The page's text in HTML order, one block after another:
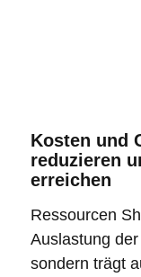
Kosten und
reduzieren
erreichen
Ressourcen
Auslastung
sondern trägt